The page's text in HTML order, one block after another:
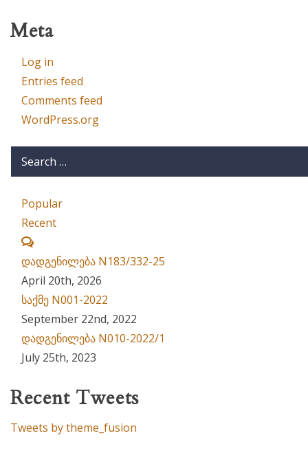
Meta
Log in
Entries feed
Comments feed
WordPress.org
Popular
Recent
Comments
დადგენილება N183/332-25
April 20th, 2026
საქმე N001-2022
September 22nd, 2022
დადგენილება N010-2022/1
July 25th, 2023
Recent Tweets
Tweets by theme_fusion